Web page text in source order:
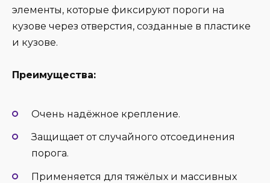
элементы, которые фиксируют пороги на
кузове через отверстия, созданные в пластике
и кузове.
Преимущества:
Очень надёжное крепление.
Защищает от случайного отсоединения
порога.
Применяется для тяжёлых и массивных